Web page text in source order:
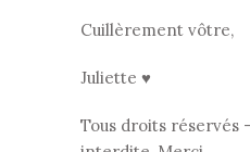
Cuillèrement vôtre,
Juliette ♥
Tous droits réservés